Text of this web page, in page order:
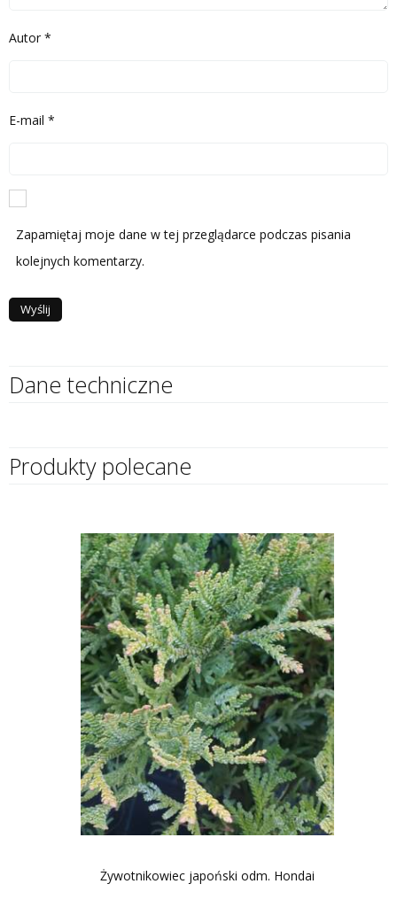
Autor *
E-mail *
Zapamiętaj moje dane w tej przeglądarce podczas pisania
kolejnych komentarzy.
Dane techniczne
Produkty polecane
Żywotnikowiec japoński odm. Hondai